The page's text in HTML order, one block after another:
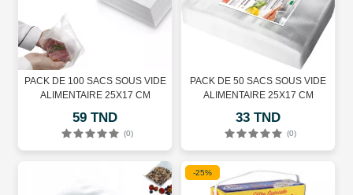
PACK DE 100 SACS SOUS VIDE
ALIMENTAIRE 25X17 CM
59 TND
(0)
PACK DE 50 SACS SOUS VIDE
ALIMENTAIRE 25X17 CM
33 TND
(0)
-25%